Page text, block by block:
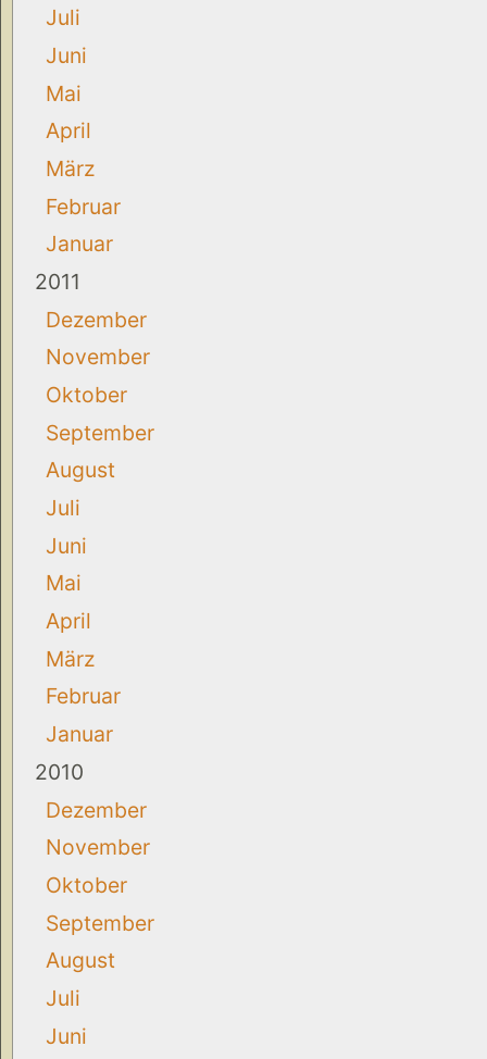
Juli
Juni
Mai
April
März
Februar
Januar
2011
Dezember
November
Oktober
September
August
Juli
Juni
Mai
April
März
Februar
Januar
2010
Dezember
November
Oktober
September
August
Juli
Juni